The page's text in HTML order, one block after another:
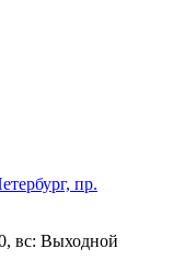
пр.
вс: Выходной